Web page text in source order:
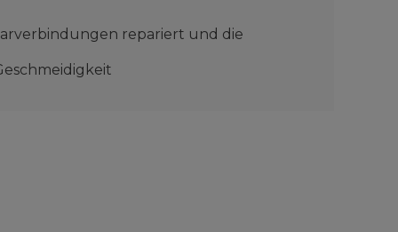
repariert und die